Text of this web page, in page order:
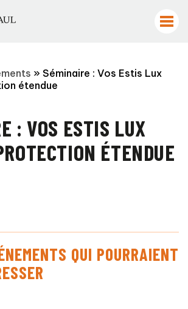
» Séminaire : Vos Estis Lux
étendue
: VOS ESTIS LUX
ÉTENDUE
QUI POURRAIENT